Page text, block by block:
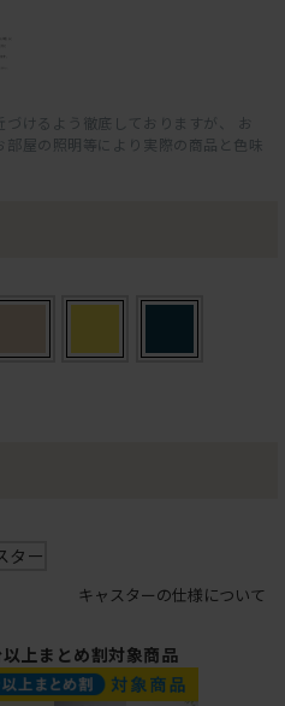
けるよう徹底しておりますが、 お
屋の照明等により実際の商品と色味
ター
キャスターの仕様について
上まとめ割対象商品